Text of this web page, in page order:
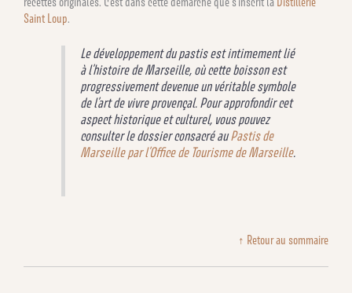
Saint Loup.
Le développement du pastis est intimement lié
à l’histoire de Marseille, où cette boisson est
progressivement devenue un véritable symbole
de l’art de vivre provençal. Pour approfondir cet
aspect historique et culturel, vous pouvez
consulter le dossier consacré auPastis de
Marseille par l’Office de Tourisme de Marseille.
↑ Retour au sommaire